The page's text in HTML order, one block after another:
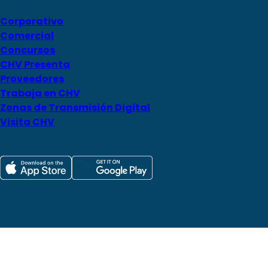
Corporativo
Comercial
Concursos
CHV Presenta
Proveedores
Trabaja en CHV
Zonas de Transmisión Digital
Visita CHV